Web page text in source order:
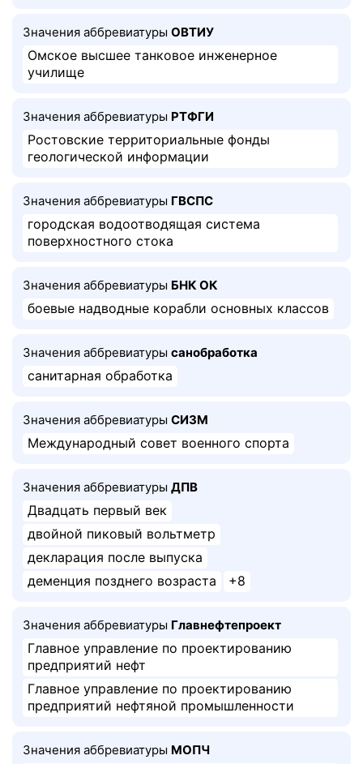
Значения аббревиатуры ОВТИУ
Омское высшее танковое инженерное
училище
Значения аббревиатуры РТФГИ
Ростовские территориальные фонды
геологической информации
Значения аббревиатуры ГВСПС
городская водоотводящая система
поверхностного стока
Значения аббревиатуры БНК ОК
боевые надводные корабли основных классов
Значения аббревиатуры санобработка
санитарная обработка
Значения аббревиатуры СИЗМ
Международный совет военного спорта
Значения аббревиатуры ДПВ
Двадцать первый век
двойной пиковый вольтметр
декларация после выпуска
деменция позднего возраста
+8
Значения аббревиатуры Главнефтепроект
Главное управление по проектированию
предприятий нефт
Главное управление по проектированию
предприятий нефтяной промышленности
Значения аббревиатуры МОПЧ